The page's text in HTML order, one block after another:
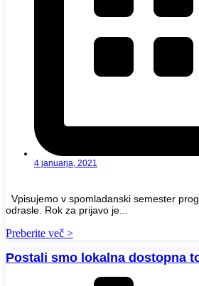
4 januarja, 2021
Vpisujemo v spomladanski semester
odrasle. Rok za prijavo je...
Preberite več >
Postali smo lokalna dostopna